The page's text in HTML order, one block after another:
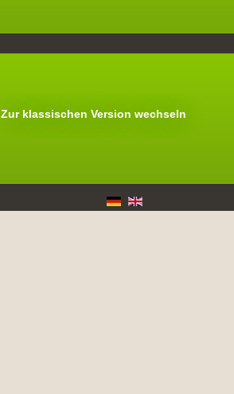
Zur klassischen Version wechseln